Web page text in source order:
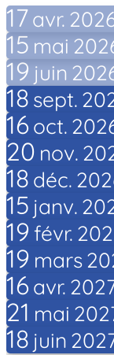
17avr.
15 mai
19 juin
18 sept.
16 oct.
20 nov.
18 déc.
15 janv.
19févr.
19 mars
16 avr.
21 mai
18 juin